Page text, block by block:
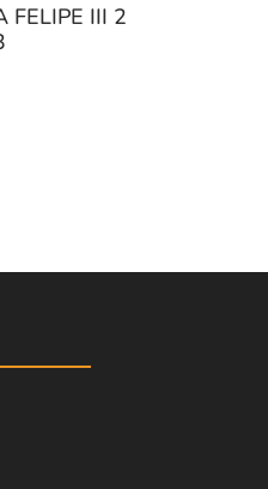
FELIPE III 2